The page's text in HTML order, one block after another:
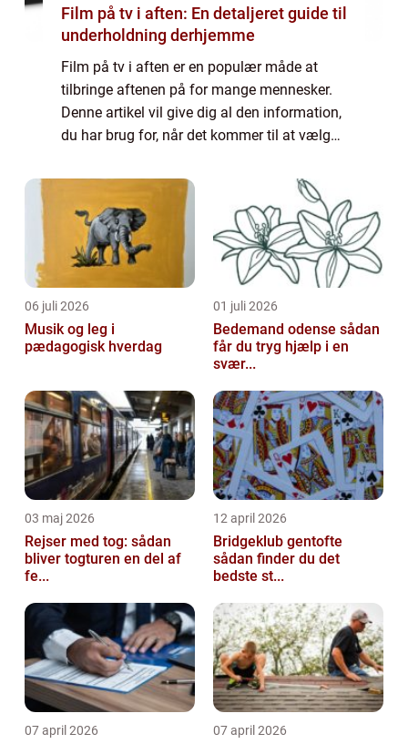
Film på tv i aften: En detaljeret guide til
underholdning derhjemme
Film på tv i aften er en populær måde at
tilbringe aftenen på for mange mennesker.
Denne artikel vil give dig al den information,
du har brug for, når det kommer til at vælge
historien bag film på tv i a...
06 juli 2026
Musik og leg i
pædagogisk hverdag
01 juli 2026
Bedemand odense sådan
får du tryg hjælp i en
svær...
03 maj 2026
Rejser med tog: sådan
bliver togturen en del af
fe...
12 april 2026
Bridgeklub gentofte
sådan finder du det
bedste st...
07 april 2026 07 april 2026